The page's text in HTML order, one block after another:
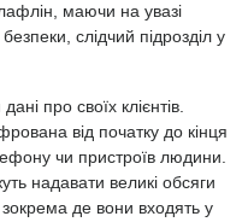
маючи на увазі
слідчий підрозділ у
про своїх клієнтів.
від початку до кінця
чи пристроїв людини.
надавати великі обсяги
зокрема де вони входять у